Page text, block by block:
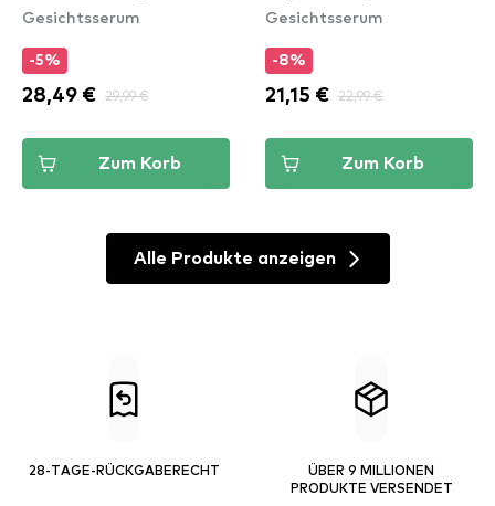
Gesichtsserum
-5%
28,49 € 29,99 €
Zum Korb
Correcting Serum
Gesichtsserum
-8%
21,15 € 22,99 €
Zum Korb
Alle Produkte anzeigen
28-TAGE-RÜCKGABERECHT
ÜBER 9 MILLIONEN
PRODUKTE VERSENDET